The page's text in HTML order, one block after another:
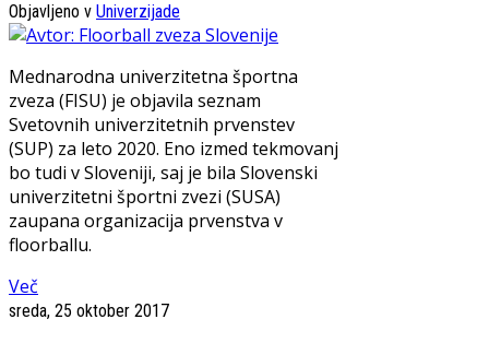
Objavljeno v Univerzijade
Mednarodna univerzitetna športna
zveza (FISU) je objavila seznam
Svetovnih univerzitetnih prvenstev
(SUP) za leto 2020. Eno izmed tekmovanj
bo tudi v Sloveniji, saj je bila Slovenski
univerzitetni športni zvezi (SUSA)
zaupana organizacija prvenstva v
floorballu.
Več
sreda, 25 oktober 2017